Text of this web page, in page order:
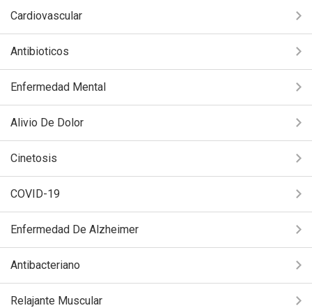
Cardiovascular
Antibioticos
Enfermedad Mental
Alivio De Dolor
Cinetosis
COVID-19
Enfermedad De Alzheimer
Antibacteriano
Relajante Muscular